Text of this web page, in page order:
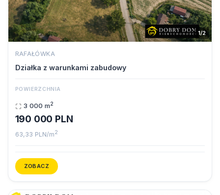
1/2
RAFAŁÓWKA
Działka z warunkami zabudowy
POWIERZCHNIA
3 000 m2
190 000 PLN
63,33 PLN/m2
ZOBACZ